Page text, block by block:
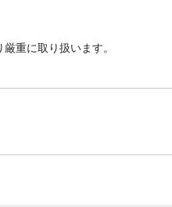
重に取り扱います。